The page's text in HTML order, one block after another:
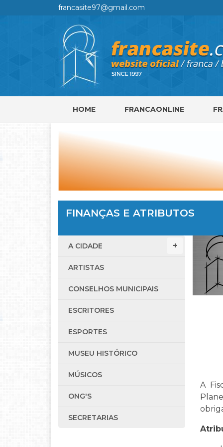
francasite97@gmail.com
HOME FRANCAONLINE
FINANÇAS E ATRIBUTOS
A CIDADE
ARTISTAS
CONSELHOS MUNICIPAIS
ESCRITORES
ESPORTES
MUSEU HISTÓRICO
MÚSICOS
ONG'S
SECRETARIAS
A